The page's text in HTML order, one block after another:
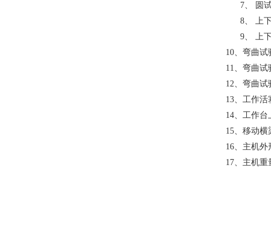
7、
圆
8、 上
9、 上
10、弯曲试
11、弯曲试
12、弯曲试
13、工作活
14、工作台
15、移动
16、主机外
17、主机重